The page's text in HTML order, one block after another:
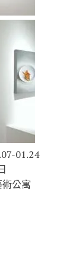
01.24
公寓